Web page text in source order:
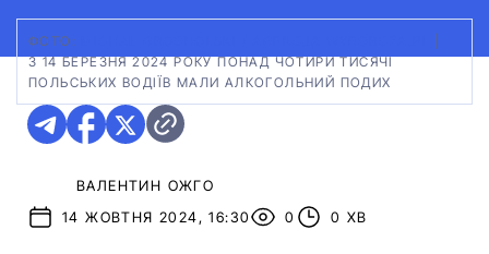
ФОТО:
З 14 БЕРЕЗНЯ 2024 РОКУ ПОНАД ЧОТИРИ ТИСЯЧІ
ПОЛЬСЬКИХ ВОДІЇВ МАЛИ АЛКОГОЛЬНИЙ ПОДИХ
ВАЛЕНТИН ОЖГО
14 ЖОВТНЯ 2024, 16:30
0 0 ХВ